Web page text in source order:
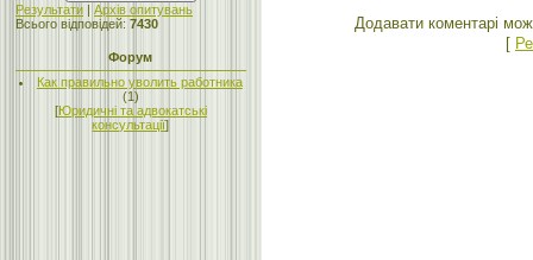
Результати | Архів опитувань
Всього відповідей: 7430
Форум
Как правильно уволить работника
(1)
[Юридичні та адвокатські
консультації]
Додавати коментарі
[